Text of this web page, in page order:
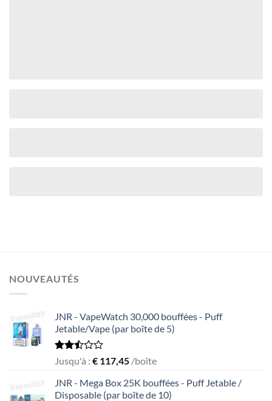
NOUVEAUTÉS
JNR - VapeWatch 30,000 bouffées - Puff
Jetable/Vape (par boîte de 5)
Rated
out
of 5
Jusqu'à : € 117,45 /boîte
JNR - Mega Box 25K bouffées - Puff Jetable /
Disposable (par boîte de 10)